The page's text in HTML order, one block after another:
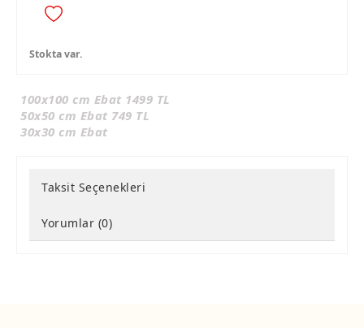
Stokta var.
100x100 cm Ebat 1499 TL
50x50 cm Ebat 749 TL
30x30 cm Ebat
Taksit Seçenekleri
Yorumlar (0)